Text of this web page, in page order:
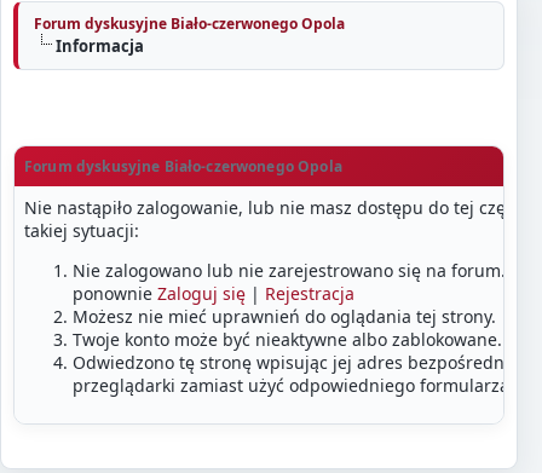
Forum dyskusyjne Biało-czerwonego Opola
Informacja
Forum dyskusyjne Biało-czerwonego Opola
Nie nastąpiło zalogowanie, lub nie masz dostępu do tej części
takiej sytuacji:
Nie zalogowano lub nie zarejestrowano się na forum.
ponownie Zaloguj się | Rejestracja
Możesz nie mieć uprawnień do oglądania tej strony.
Twoje konto może być nieaktywne albo zablokowane.
Odwiedzono tę stronę wpisując jej adres bezpośrednio w
przeglądarki zamiast użyć odpowiedniego formularza